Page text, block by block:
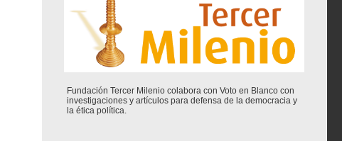
Fundación Tercer Milenio colabora con Voto en Blanco con
investigaciones y artículos para defensa de la democracia y
la ética política.